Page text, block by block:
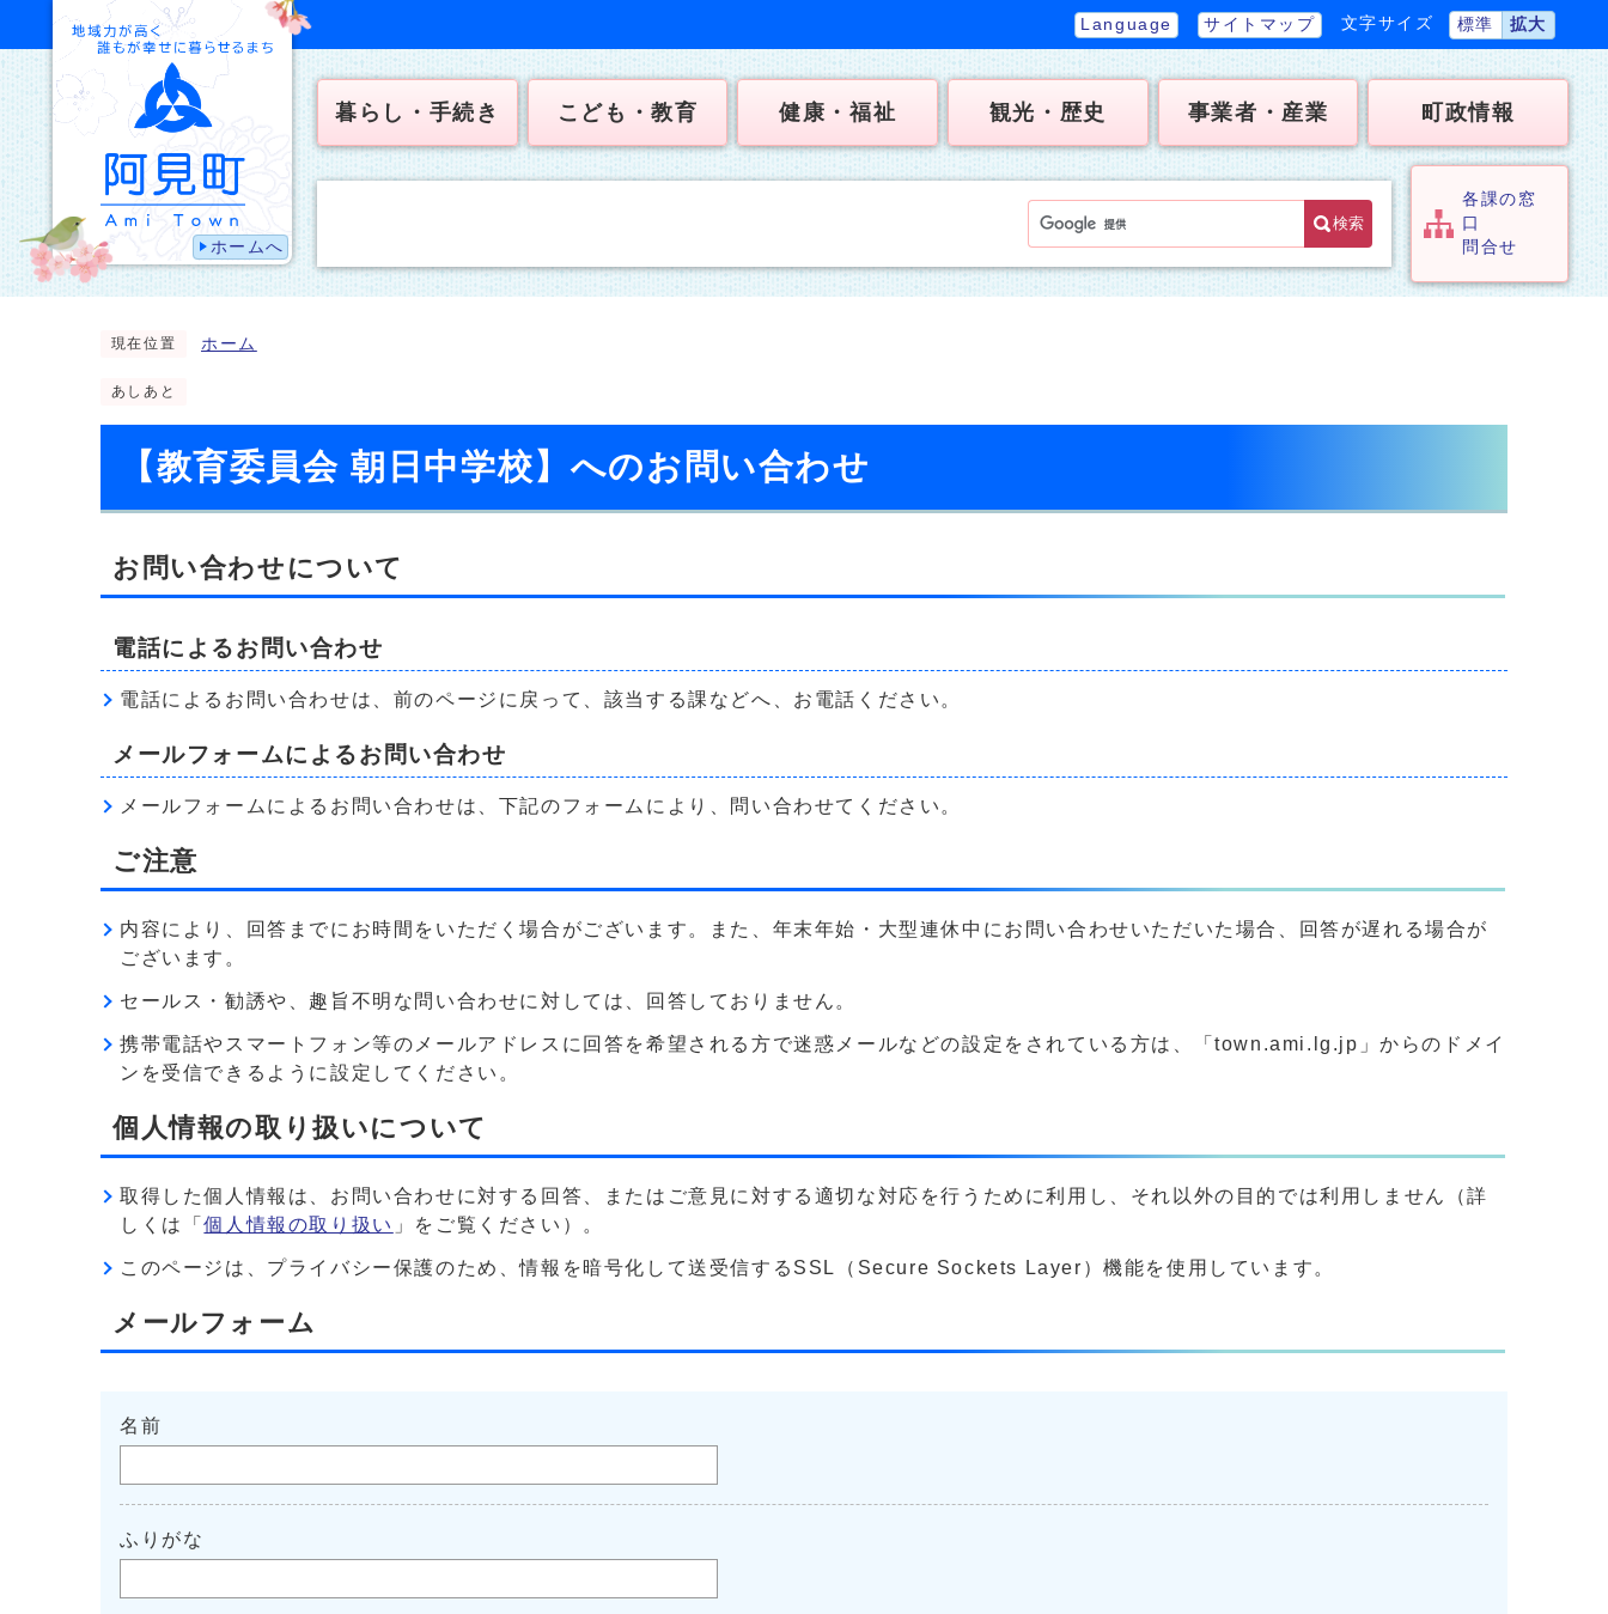
ホームへ
Language サイトマップ 文字サイズ 標準 拡大
暮らし・手続き こども・教育 健康・福祉 観光・歴史 事業者・産業 町政情報
検索
各課の窓
口
問合せ
現在位置 ホーム
あしあと
【教育委員会 朝日中学校】へのお問い合わせ
お問い合わせについて
電話によるお問い合わせ
電話によるお問い合わせは、前のページに戻って、該当する課などへ、お電話ください。
メールフォームによるお問い合わせ
メールフォームによるお問い合わせは、下記のフォームにより、問い合わせてください。
ご注意
内容により、回答までにお時間をいただく場合がございます。また、年末年始・大型連休中にお問い合わせいただいた場合、回答が遅れる場合が
ございます。
セールス・勧誘や、趣旨不明な問い合わせに対しては、回答しておりません。
携帯電話やスマートフォン等のメールアドレスに回答を希望される方で迷惑メールなどの設定をされている方は、「town.ami.lg.jp」からのドメイ
ンを受信できるように設定してください。
個人情報の取り扱いについて
取得した個人情報は、お問い合わせに対する回答、またはご意見に対する適切な対応を行うために利用し、それ以外の目的では利用しません（詳
しくは「個人情報の取り扱い 」をご覧ください）。
このページは、プライバシー保護のため、情報を暗号化して送受信するSSL（Secure Sockets Layer）機能を使用しています。
メールフォーム
名前
ふりがな